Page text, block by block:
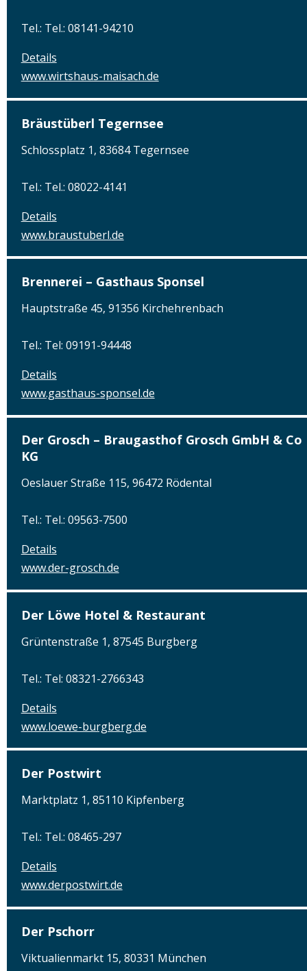
Tel.: Tel.: 08141-94210
Details
www.wirtshaus-maisach.de
Bräustüberl Tegernsee
Schlossplatz 1, 83684 Tegernsee
Tel.: Tel.: 08022-4141
Details
www.braustuberl.de
Brennerei – Gasthaus Sponsel
Hauptstraße 45, 91356 Kirchehrenbach
Tel.: Tel: 09191-94448
Details
www.gasthaus-sponsel.de
Der Grosch – Braugasthof Grosch GmbH & Co
KG
Oeslauer Straße 115, 96472 Rödental
Tel.: Tel.: 09563-7500
Details
www.der-grosch.de
Der Löwe Hotel & Restaurant
Grüntenstraße 1, 87545 Burgberg
Tel.: Tel: 08321-2766343
Details
www.loewe-burgberg.de
Der Postwirt
Marktplatz 1, 85110 Kipfenberg
Tel.: Tel.: 08465-297
Details
www.derpostwirt.de
Der Pschorr
Viktualienmarkt 15, 80331 München